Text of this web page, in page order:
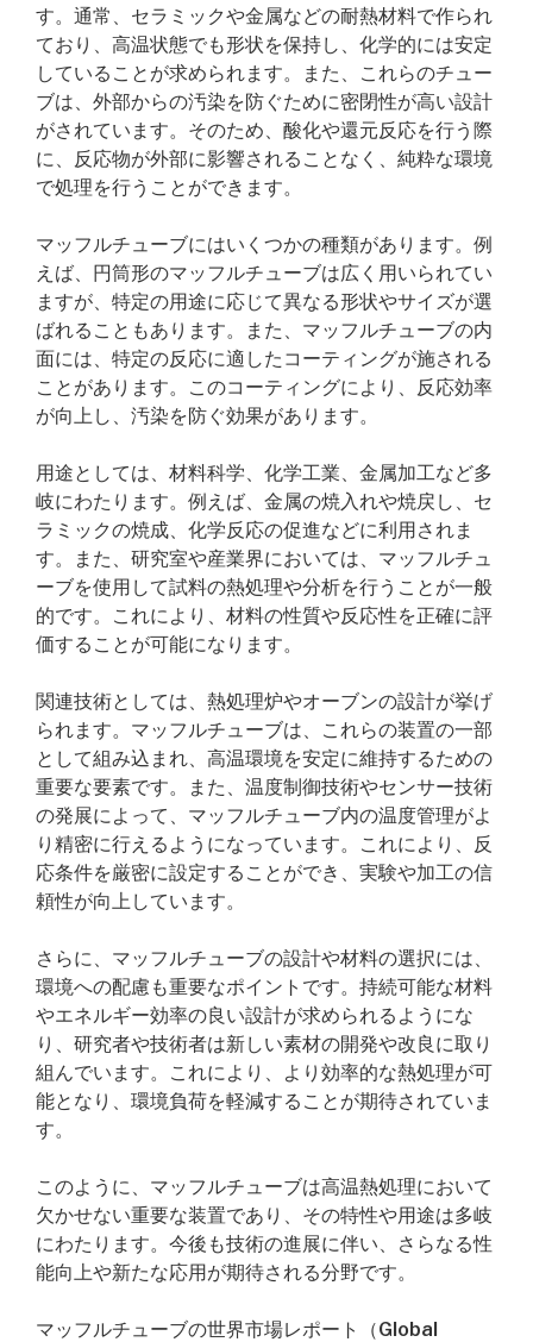
す。通常、セラミックや金属などの耐熱材料で作られ
ており、高温状態でも形状を保持し、化学的には安定
していることが求められます。また、これらのチュー
ブは、外部からの汚染を防ぐために密閉性が高い設計
がされています。そのため、酸化や還元反応を行う際
に、反応物が外部に影響されることなく、純粋な環境
で処理を行うことができます。
マッフルチューブにはいくつかの種類があります。例
えば、円筒形のマッフルチューブは広く用いられてい
ますが、特定の用途に応じて異なる形状やサイズが選
ばれることもあります。また、マッフルチューブの内
面には、特定の反応に適したコーティングが施される
ことがあります。このコーティングにより、反応効率
が向上し、汚染を防ぐ効果があります。
用途としては、材料科学、化学工業、金属加工など多
岐にわたります。例えば、金属の焼入れや焼戻し、セ
ラミックの焼成、化学反応の促進などに利用されま
す。また、研究室や産業界においては、マッフルチュ
ーブを使用して試料の熱処理や分析を行うことが一般
的です。これにより、材料の性質や反応性を正確に評
価することが可能になります。
関連技術としては、熱処理炉やオーブンの設計が挙げ
られます。マッフルチューブは、これらの装置の一部
として組み込まれ、高温環境を安定に維持するための
重要な要素です。また、温度制御技術やセンサー技術
の発展によって、マッフルチューブ内の温度管理がよ
り精密に行えるようになっています。これにより、反
応条件を厳密に設定することができ、実験や加工の信
頼性が向上しています。
さらに、マッフルチューブの設計や材料の選択には、
環境への配慮も重要なポイントです。持続可能な材料
やエネルギー効率の良い設計が求められるようにな
り、研究者や技術者は新しい素材の開発や改良に取り
組んでいます。これにより、より効率的な熱処理が可
能となり、環境負荷を軽減することが期待されていま
す。
このように、マッフルチューブは高温熱処理において
欠かせない重要な装置であり、その特性や用途は多岐
にわたります。今後も技術の進展に伴い、さらなる性
能向上や新たな応用が期待される分野です。
マッフルチューブの世界市場レポート（Global